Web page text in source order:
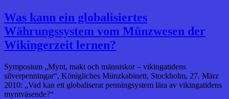
Was kann ein globalisiertes
Währungssystem vom Münzwesen der
Wikingerzeit lernen?
Symposium „Mynt, makt och människor – vikingatidens
silverpenningar“, Königliches Münzkabinett, Stockholm, 27. März
2010: „Vad kan ett globaliserat penningsystem lära av vikingatidens
myntväsende?“